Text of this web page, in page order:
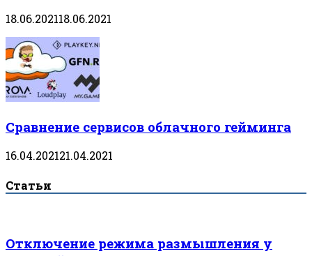
18.06.202118.06.2021
Сравнение сервисов облачного гейминга
16.04.202121.04.2021
Статьи
Отключение режима размышления у